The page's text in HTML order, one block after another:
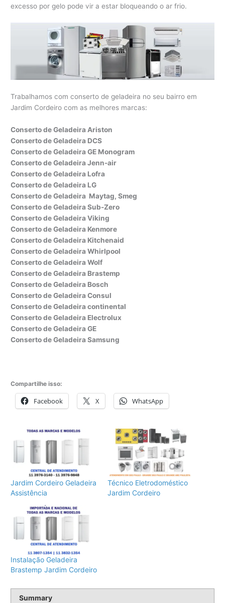
excesso por gelo pode vir a estar bloqueando o ar frio.
Trabalhamos com conserto de geladeira no seu bairro em
Jardim Cordeiro com as melhores marcas:
Conserto de Geladeira Ariston
Conserto de Geladeira DCS
Conserto de Geladeira GE Monogram
Conserto de Geladeira Jenn-air
Conserto de Geladeira Lofra
Conserto de Geladeira LG
Conserto de Geladeira Maytag, Smeg
Conserto de Geladeira Sub-Zero
Conserto de Geladeira Viking
Conserto de Geladeira Kenmore
Conserto de Geladeira Kitchenaid
Conserto de Geladeira Whirlpool
Conserto de Geladeira Wolf
Conserto de Geladeira Brastemp
Conserto de Geladeira Bosch
Conserto de Geladeira Consul
Conserto de Geladeira continental
Conserto de Geladeira Electrolux
Conserto de Geladeira GE
Conserto de Geladeira Samsung
Compartilhe isso:
Facebook X WhatsApp
Jardim Cordeiro Geladeira
Assistência
Técnico Eletrodoméstico
Jardim Cordeiro
Instalação Geladeira
Brastemp Jardim Cordeiro
Summary